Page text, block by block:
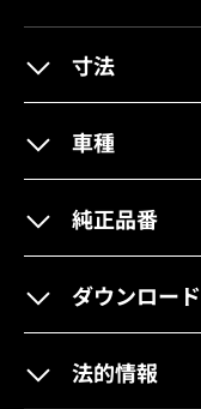
寸法
車種
純正品番
ダウンロード
法的情報